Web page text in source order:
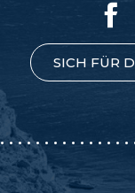
SICH FÜR